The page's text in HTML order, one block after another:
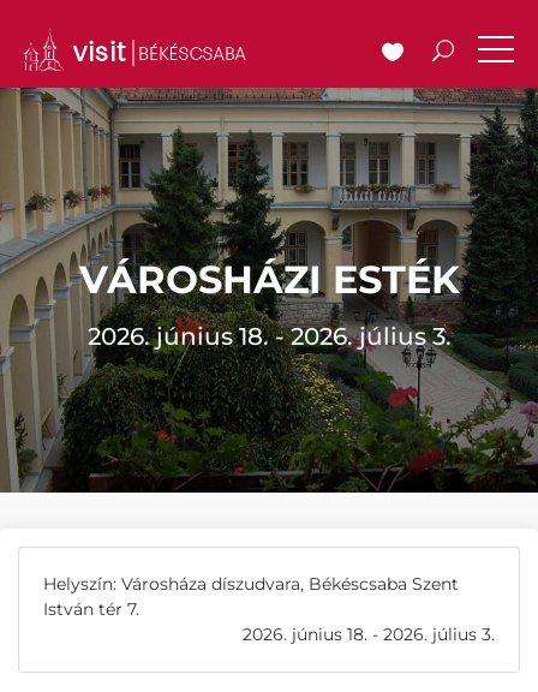
VÁROSHÁZI ESTÉK
2026. június 18. - 2026. július 3.
Helyszín: Városháza díszudvara, Békéscsaba Szent
István tér 7.
2026. június 18. - 2026. július 3.